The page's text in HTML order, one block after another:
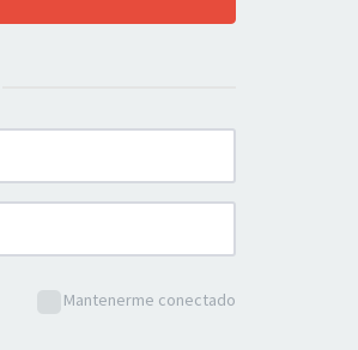
Mantenerme conectado